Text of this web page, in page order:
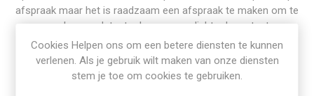
afspraak maar het is raadzaam een afspraak te maken om te
voorkomen dat u toch voor een dichte deur staat.
Meer informatie over details van de bestelprocedure vindt u
onder de knop"Bestellen"
Wij streven ernaar uw bestelling dezelfde dag maar toch
Cookies Helpen ons om een betere diensten te kunnen
verlenen. Als je gebruik wilt maken van onze diensten
stem je toe om cookies te gebruiken.